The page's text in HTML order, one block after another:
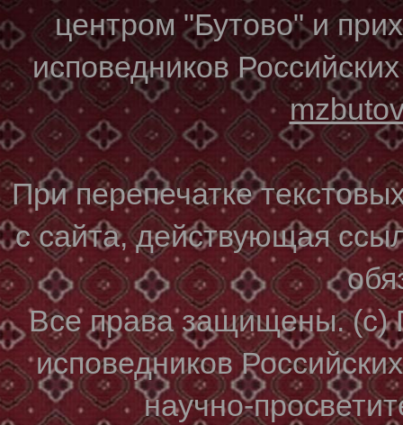
центром "Бутово" и
исповедников
При перепечатке
с сайта, действующая
Все права защищены. (с)
исповедников
научно-